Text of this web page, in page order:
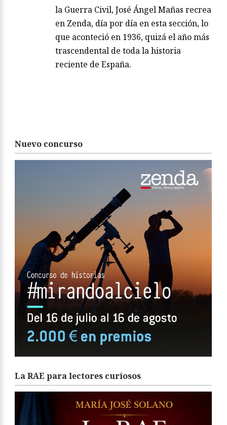
la Guerra Civil, José Ángel Mañas recrea
en Zenda, día por día en esta sección, lo
que aconteció en 1936, quizá el año más
trascendental de toda la historia
reciente de España.
Nuevo concurso
La RAE para lectores curiosos